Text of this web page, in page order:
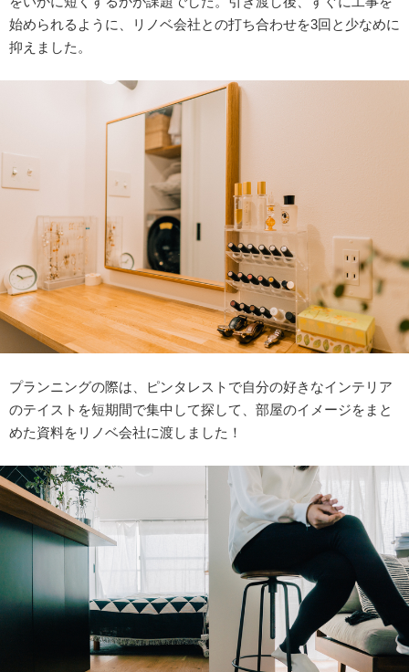
始められるように、リノベ会社との打ち合わせを3回と少なめに
抑えました。
プランニングの際は、ピンタレストで自分の好きなインテリア
のテイストを短期間で集中して探して、部屋のイメージをまと
めた資料をリノベ会社に渡しました！